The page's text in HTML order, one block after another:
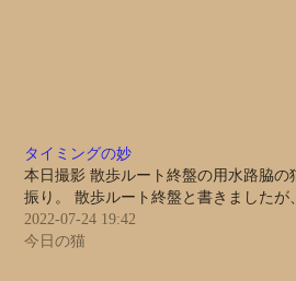
タイミングの妙
本日撮影 散歩ルート終盤の用水路脇の
振り。 散歩ルート終盤と書きましたが
2022-07-24 19:42
今日の猫